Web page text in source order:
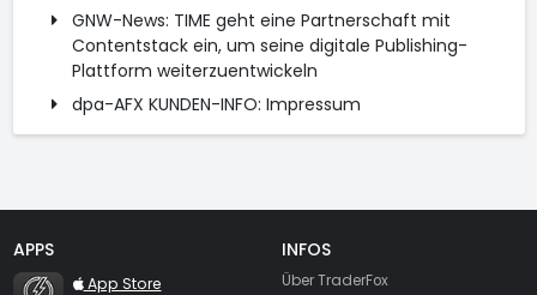
GNW-News: TIME geht eine Partnerschaft mit
Contentstack ein, um seine digitale Publishing-
Plattform weiterzuentwickeln
dpa-AFX KUNDEN-INFO: Impressum
APPS
TraderFox Flash
App Store
INFOS
Über TraderFox